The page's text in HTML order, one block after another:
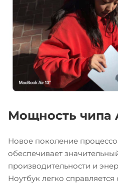
Мощность чипа
Новое поколение
обеспечивает
производительности и
Ноутбук легко